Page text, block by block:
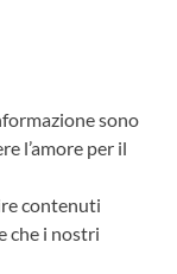
sono
l’amore per il
contenuti
che i nostri